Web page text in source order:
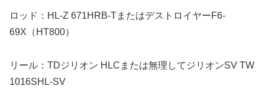
ロッド：HL-Z 671HRB-TまたはデストロイヤーF6-
69X（HT800）
リール：TDジリオン HLCまたは無理してジリオンSV TW
1016SHL-SV